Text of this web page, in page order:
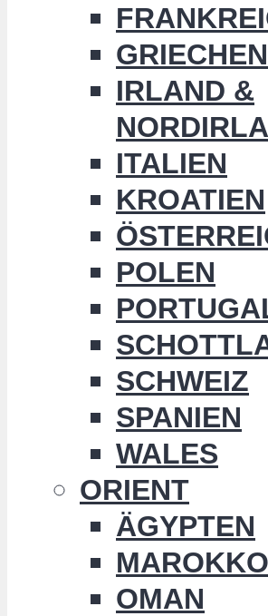
IRLAND &
ITALIEN
KROATIEN
POLEN
SCHWEIZ
SPANIEN
WALES
ORIENT
ÄGYPTEN
MAROKKO
OMAN